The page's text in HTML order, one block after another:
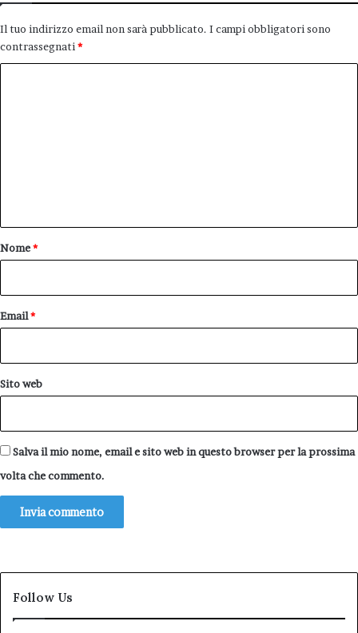
Il tuo indirizzo email non sarà pubblicato. I campi obbligatori sono
contrassegnati*
o
Nome*
Email*
Sito web
Salva il mio nome, email e sito web in questo browser per la prossima
volta che commento.
Follow Us